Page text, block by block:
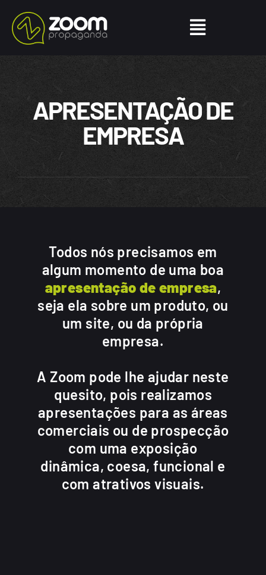
APRESENTAÇÃO DE
EMPRESA
Todos nós precisamos em
algum momento de uma boa
apresentação de empresa,
seja ela sobre um produto, ou
um site, ou da própria
empresa.
A Zoom pode lhe ajudar neste
quesito, pois realizamos
apresentações para as áreas
comerciais ou de prospecção
com uma exposição
dinâmica, coesa, funcional e
com atrativos visuais.